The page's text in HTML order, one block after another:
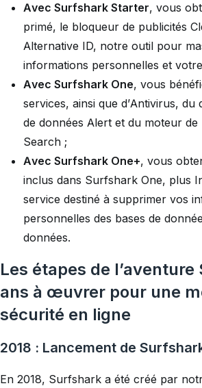
Avec Surfshark Starter, vous
primé, le bloqueur de publicités
Alternative ID, notre outil pour
informations personnelles et
Avec Surfshark One, vous
services, ainsi que d’Antivirus, du
de données Alert et du moteur
Search ;
Avec Surfshark One+, vous
inclus dans Surfshark One, plus
service destiné à supprimer vos
personnelles des bases de
données.
Les étapes de
ans à œuvrer pour une
sécurité en ligne
2018 : Lancement de
En 2018, Surfshark a été créé par